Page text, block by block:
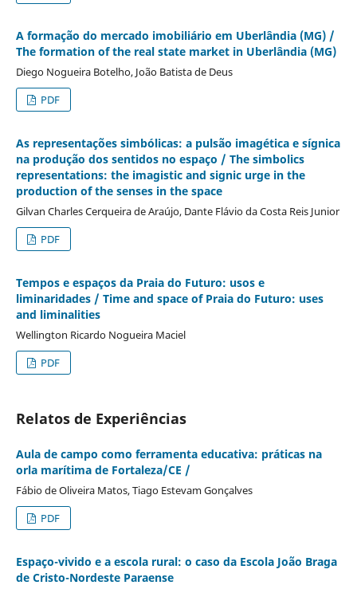
A formação do mercado imobiliário em Uberlândia (MG) /
The formation of the real state market in Uberlândia (MG)
Diego Nogueira Botelho, João Batista de Deus
PDF
As representações simbólicas: a pulsão imagética e sígnica
na produção dos sentidos no espaço / The simbolics
representations: the imagistic and signic urge in the
production of the senses in the space
Gilvan Charles Cerqueira de Araújo, Dante Flávio da Costa Reis Junior
PDF
Tempos e espaços da Praia do Futuro: usos e
liminaridades / Time and space of Praia do Futuro: uses
and liminalities
Wellington Ricardo Nogueira Maciel
PDF
Relatos de Experiências
Aula de campo como ferramenta educativa: práticas na
orla marítima de Fortaleza/CE /
Fábio de Oliveira Matos, Tiago Estevam Gonçalves
PDF
Espaço-vivido e a escola rural: o caso da Escola João Braga
de Cristo-Nordeste Paraense